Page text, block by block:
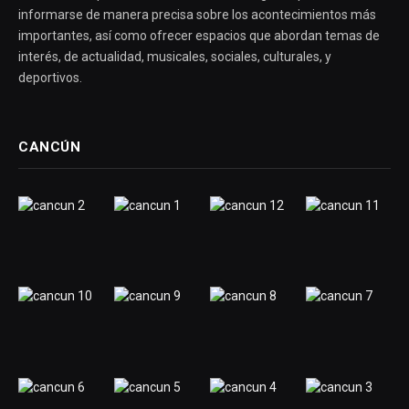
informarse de manera precisa sobre los acontecimientos más
importantes, así como ofrecer espacios que abordan temas de
interés, de actualidad, musicales, sociales, culturales, y
deportivos.
CANCÚN